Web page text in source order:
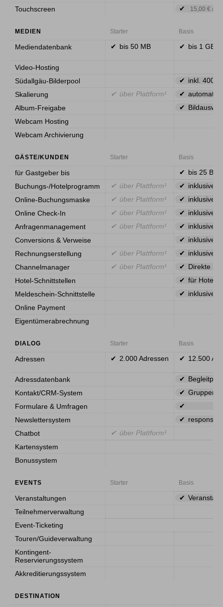
Touchscreen 15,00 € /
MEDIEN Starter Basis
Mediendatenbank bis 50 MB bis 1 GB
Video-Hosting
Südallgäu-Bilderpool
inkl. 400+
Skalierung
über Plattform¹
Album-Freigabe
Webcam Hosting
Webcam Archivierung
GÄSTE/KUNDEN Starter Basis
für Gastgeber bis
bis 25
Buchungs-/Hotelprogramm
über Plattform¹
inklusive
Online-Buchungsmaske
über Plattform¹
inklusive
Online Check-In
über Plattform¹ inklusive
Anfragenmanagement über Plattform¹ inklusive
Conversions & Verweise inklusive
Rechnungserstellung über Plattform¹
inklusive
Channelmanager
über Plattform¹
Direkte
Hotel-Schnittstellen
für
Meldeschein-Schnittstelle
inklusive
Online Payment
Eigentümerabrechnung
DIALOG Starter Basis
Adressen 2.000 Adressen 12.500
Adressdatenbank
Kontakt/CRM-System
Gruppen,
Formulare & Umfragen
Newslettersystem
Chatbot
über Plattform¹
Kartensystem
Bonussystem
EVENTS Starter Basis
Veranstaltungen
Teilnehmerverwaltung
Event-Ticketing
Touren/Guideverwaltung
Kontingent-
Reservierungssystem
Akkreditierungssystem
DESTINATION